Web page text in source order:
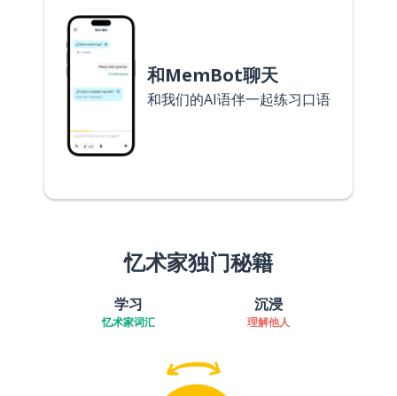
和MemBot聊天
和我们的AI语伴一起练习口语
忆术家独门秘籍
学习
忆术家词汇
沉浸
理解他人